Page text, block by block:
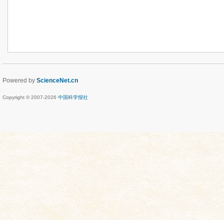
Powered by ScienceNet.cn
Copyright © 2007-2026 中国科学报社